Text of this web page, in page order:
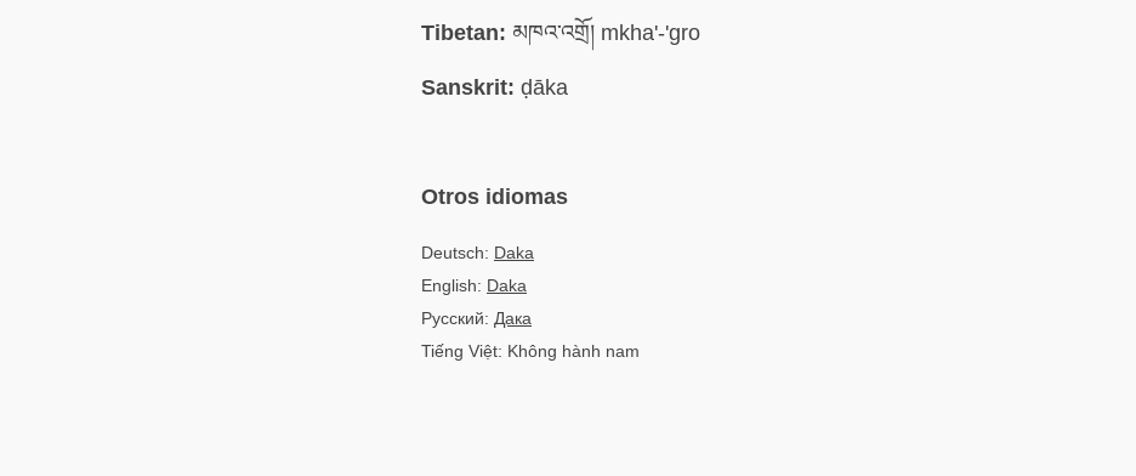
Tibetan: མཁའ་འགྲོ། mkha'-'gro
Sanskrit: ḍāka
Otros idiomas
Deutsch: Daka
English: Daka
Русский: Дака
Tiếng Việt: Không hành nam